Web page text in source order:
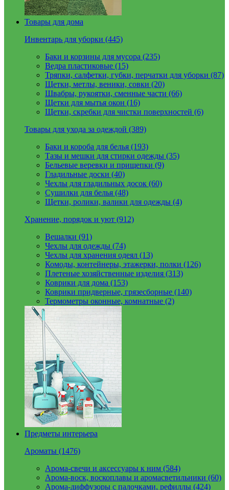
Товары для дома
Инвентарь для уборки (445)
Баки и корзины для мусора (235)
Ведра пластиковые (15)
Тряпки, салфетки, губки, перчатки для уборки (87)
Щетки, метлы, веники, совки (20)
Швабры, рукоятки, сменные части (66)
Щетки для мытья окон (16)
Щетки, скребки для чистки поверхностей (6)
Товары для ухода за одеждой (389)
Баки и короба для белья (193)
Тазы и мешки для стирки одежды (35)
Бельевые веревки и прищепки (9)
Гладильные доски (40)
Чехлы для гладильных досок (60)
Сушилки для белья (48)
Щетки, ролики, валики для одежды (4)
Хранение, порядок и уют (912)
Вешалки (91)
Чехлы для одежды (74)
Чехлы для хранения одеял (13)
Комоды, контейнеры, этажерки, полки (126)
Плетеные хозяйственные изделия (313)
Коврики для дома (153)
Коврики придверные, грязесборные (140)
Термометры оконные, комнатные (2)
Предметы интерьера
Ароматы (1476)
Арома-свечи и аксессуары к ним (584)
Арома-воск, воскоплавы и аромасветильники (60)
Арома-диффузоры с палочками, рефиллы (424)